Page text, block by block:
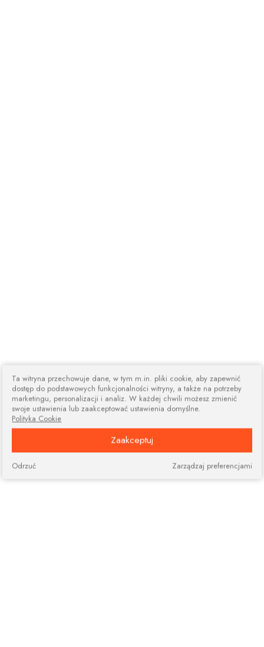
Ta witryna przechowuje dane, w tym m.in. pliki cookie, aby zapewnić
dostęp do podstawowych funkcjonalności witryny, a także na potrzeby
marketingu, personalizacji i analiz. W każdej chwili możesz zmienić
swoje ustawienia lub zaakceptować ustawienia domyślne.
Polityka Cookie
Zaakceptuj
Zarządzaj preferencjami
Odrzuć